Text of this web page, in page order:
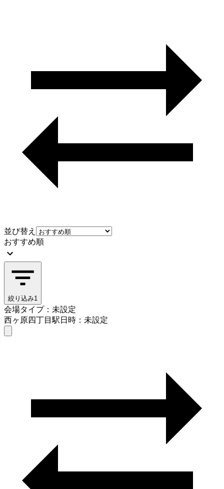
並び替え
おすすめ順
絞り込み1
会場タイプ：未設定
西ヶ原四丁目駅日時：未設定